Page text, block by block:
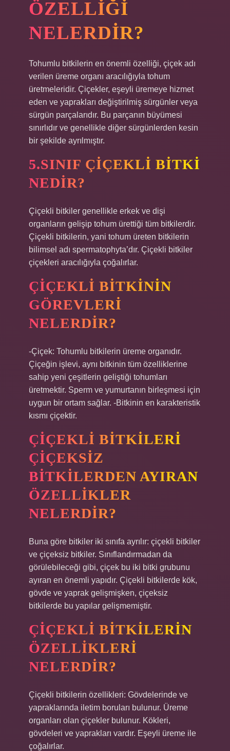
ÖZELLIĞI
NELERDIR?
Tohumlu bitkilerin en önemli özelliği, çiçek adı
verilen üreme organı aracılığıyla tohum
üretmeleridir. Çiçekler, eşeyli üremeye hizmet
eden ve yaprakları değiştirilmiş sürgünler veya
sürgün parçalarıdır. Bu parçanın büyümesi
sınırlıdır ve genellikle diğer sürgünlerden kesin
bir şekilde ayrılmıştır.
5.SINIF ÇIÇEKLI BITKI
NEDIR?
Çiçekli bitkiler genellikle erkek ve dişi
organların gelişip tohum ürettiği tüm bitkilerdir.
Çiçekli bitkilerin, yani tohum üreten bitkilerin
bilimsel adı spermatophyta’dır. Çiçekli bitkiler
çiçekleri aracılığıyla çoğalırlar.
ÇIÇEKLI BITKININ
GÖREVLERI
NELERDIR?
-Çiçek: Tohumlu bitkilerin üreme organıdır.
Çiçeğin işlevi, aynı bitkinin tüm özelliklerine
sahip yeni çeşitlerin geliştiği tohumları
üretmektir. Sperm ve yumurtanın birleşmesi için
uygun bir ortam sağlar. -Bitkinin en karakteristik
kısmı çiçektir.
ÇIÇEKLI BITKILERI
ÇIÇEKSIZ
BITKILERDEN AYIRAN
ÖZELLIKLER
NELERDIR?
Buna göre bitkiler iki sınıfa ayrılır: çiçekli bitkiler
ve çiçeksiz bitkiler. Sınıflandırmadan da
görülebileceği gibi, çiçek bu iki bitki grubunu
ayıran en önemli yapıdır. Çiçekli bitkilerde kök,
gövde ve yaprak gelişmişken, çiçeksiz
bitkilerde bu yapılar gelişmemiştir.
ÇIÇEKLI BITKILERIN
ÖZELLIKLERI
NELERDIR?
Çiçekli bitkilerin özellikleri: Gövdelerinde ve
yapraklarında iletim boruları bulunur. Üreme
organları olan çiçekler bulunur. Kökleri,
gövdeleri ve yaprakları vardır. Eşeyli üreme ile
çoğalırlar.